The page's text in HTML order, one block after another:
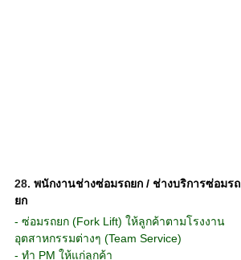
28. พนักงานช่างซ่อมรถยก / ช่างบริการซ่อมรถ
ยก
- ซ่อมรถยก (Fork Lift) ให้ลูกค้าตามโรงงาน
อุตสาหกรรมต่างๆ (Team Service)
- ทำ PM ให้แก่ลูกค้า